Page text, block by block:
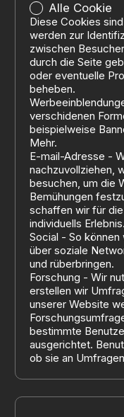
Alle Cookie
Diese Cookies
werden zur
zwischen
durch die Seite
oder eventuelle
beheben.
verschidenen
beispielweise
Mehr.
E-mail-Adresse -
nachzuvollziehen,
besuchen, um die
Bemühungen
schaffen wir für
individuells Erlebnis.
Social - So
über soziale
und rüberbringen.
Forschung - Wir
erstellen wir
unserer Website
bestimmte
ausgerichtet.
ob sie an